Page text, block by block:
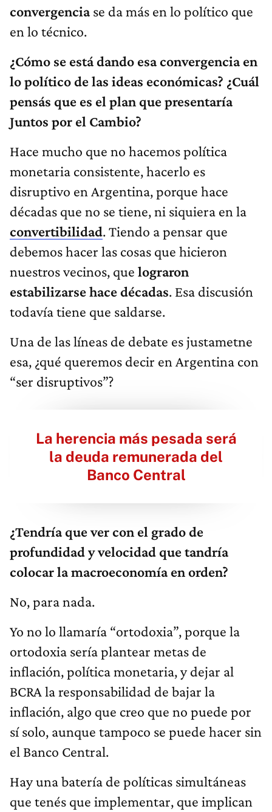
convergenciase da más en lo político que
en lo técnico.
¿Cómo se está dando esa convergencia en
lo político de las ideas económicas? ¿Cuál
pensás que es el plan que presentaría
Juntos por el Cambio?
Hace mucho que no hacemos política
monetaria consistente, hacerlo es
disruptivo en Argentina, porque hace
décadas que no se tiene, ni siquiera en la
convertibilidad. Tiendo a pensar que
debemos hacer las cosas que hicieron
nuestros vecinos, que lograron
estabilizarse hace décadas. Esa discusión
todavía tiene que saldarse.
Una de las líneas de debate es justametne
esa, ¿qué queremos decir en Argentina con
“ser disruptivos”?
La herencia más pesada será
la deuda remunerada del
Banco Central
¿Tendría que ver con el grado de
profundidad y velocidad que tandría
colocar la macroeconomía en orden?
No, para nada.
Yo no lo llamaría “ortodoxia”, porque la
ortodoxia sería plantear metas de
inflación, política monetaria, y dejar al
BCRA la responsabilidad de bajar la
inflación, algo que creo que no puede por
sí solo, aunque tampoco se puede hacer sin
el Banco Central.
Hay una batería de políticas simultáneas
que tenés que implementar, que implican